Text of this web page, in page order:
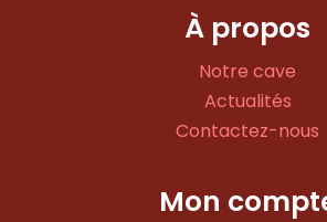
À propos
Notre cave
Actualités
Contactez-nous
Mon